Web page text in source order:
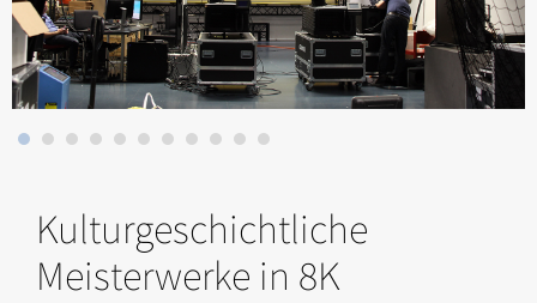
Kulturgeschichtliche
Meisterwerke in 8K